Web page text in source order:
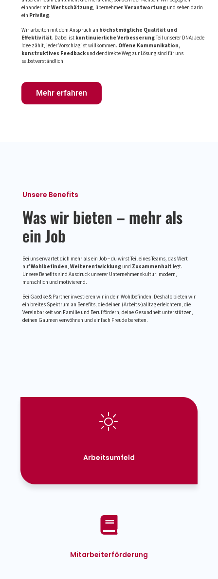
einander mitWertschätzung , übernehmen Verantwortung und sehen darin
ein Privileg.
Wir arbeiten mit dem Anspruch an höchstmögliche Qualität und
Effektivität. Dabei ist kontinuierliche VerbesserungTeil unserer DNA: Jede
Idee zählt, jeder Vorschlag ist willkommen. Offene Kommunikation,
konstruktives Feedback und der direkte Weg zur Lösung sind für uns
selbstverständlich.
Mehr erfahren
Unsere Benefits
Was wir bieten – mehr als
ein Job
Bei uns erwartet dich mehr als ein Job – du wirst Teil eines Teams, das Wert
aufWohlbefinden Weiterentwicklung und Zusammenhalt legt.
Unsere Benefits sind Ausdruck unserer Unternehmenskultur: modern,
menschlich und motivierend.
Bei Gaedke & Partner investieren wir in dein Wohlbefinden. Deshalb bieten wir
ein breites Spektrum an Benefits, die deinen (Arbeits-)alltag erleichtern, die
Vereinbarkeit von Familie und Beruf fördern, deine Gesundheit unterstützen,
deinen Gaumen verwöhnen und einfach Freude bereiten.
Arbeitsumfeld
Mitarbeiter­förderung